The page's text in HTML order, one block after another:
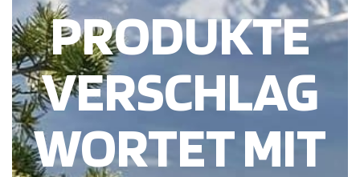
PRODUKTE
VERSCHLAG
WORTET MIT